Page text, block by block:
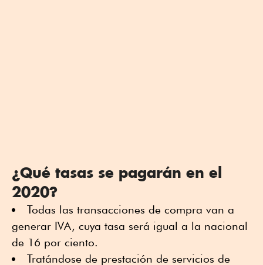
¿Qué tasas se pagarán en el
2020?
Todas las transacciones de compra van a
generar IVA, cuya tasa será igual a la nacional
de 16 por ciento.
Tratándose de prestación de servicios de